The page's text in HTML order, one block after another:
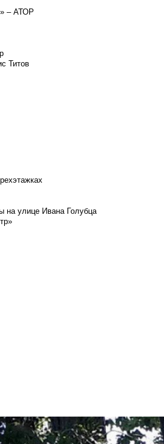
– АТОР
Титов
на улице Ивана Голубца